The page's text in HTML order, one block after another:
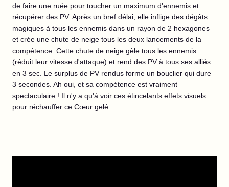
de faire une ruée pour toucher un maximum d'ennemis et
récupérer des PV. Après un bref délai, elle inflige des dégâts
magiques à tous les ennemis dans un rayon de 2 hexagones
et crée une chute de neige tous les deux lancements de la
compétence. Cette chute de neige gèle tous les ennemis
(réduit leur vitesse d'attaque) et rend des PV à tous ses alliés
en 3 sec. Le surplus de PV rendus forme un bouclier qui dure
3 secondes. Ah oui, et sa compétence est vraiment
spectaculaire ! Il n'y a qu'à voir ces étincelants effets visuels
pour réchauffer ce Cœur gelé.